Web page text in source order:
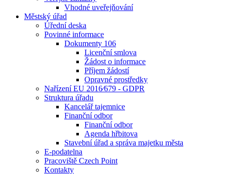
Vhodné uveřejňování
Městský úřad
Úřední deska
Povinné informace
Dokumenty 106
Licenční smlova
Žádost o informace
Příjem žádostí
Opravné prostředky
Nařízení EU 2016⁄679 - GDPR
Struktura úřadu
Kancelář tajemnice
Finanční odbor
Finanční odbor
Agenda hřbitova
Stavební úřad a správa majetku města
E-podatelna
Pracoviště Czech Point
Kontakty